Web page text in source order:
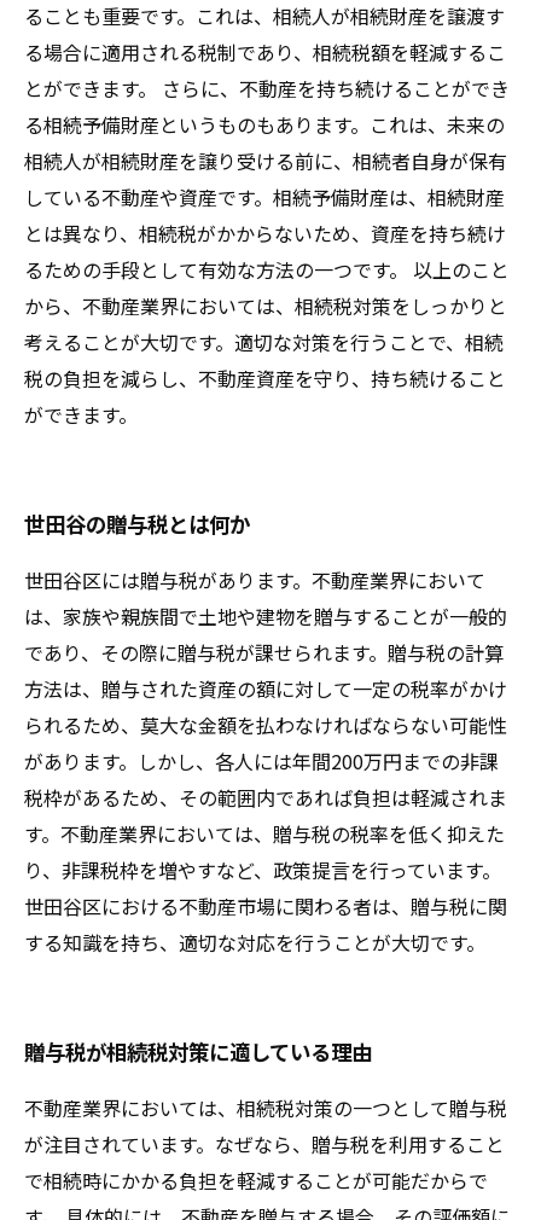
ることも重要です。これは、相続人が相続財産を譲渡す
る場合に適用される税制であり、相続税額を軽減するこ
とができます。 さらに、不動産を持ち続けることができ
る相続予備財産というものもあります。これは、未来の
相続人が相続財産を譲り受ける前に、相続者自身が保有
している不動産や資産です。相続予備財産は、相続財産
とは異なり、相続税がかからないため、資産を持ち続け
るための手段として有効な方法の一つです。 以上のこと
から、不動産業界においては、相続税対策をしっかりと
考えることが大切です。適切な対策を行うことで、相続
税の負担を減らし、不動産資産を守り、持ち続けること
ができます。
世田谷の贈与税とは何か
世田谷区には贈与税があります。不動産業界において
は、家族や親族間で土地や建物を贈与することが一般的
であり、その際に贈与税が課せられます。贈与税の計算
方法は、贈与された資産の額に対して一定の税率がかけ
られるため、莫大な金額を払わなければならない可能性
があります。しかし、各人には年間200万円までの非課
税枠があるため、その範囲内であれば負担は軽減されま
す。不動産業界においては、贈与税の税率を低く抑えた
り、非課税枠を増やすなど、政策提言を行っています。
世田谷区における不動産市場に関わる者は、贈与税に関
する知識を持ち、適切な対応を行うことが大切です。
贈与税が相続税対策に適している理由
不動産業界においては、相続税対策の一つとして贈与税
が注目されています。なぜなら、贈与税を利用すること
で相続時にかかる負担を軽減することが可能だからで